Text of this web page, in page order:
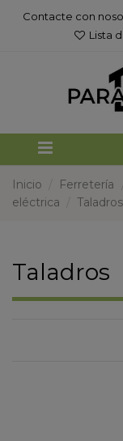
Contacte con
Lista
Inicio Ferretería
eléctrica
Taladros
Taladros